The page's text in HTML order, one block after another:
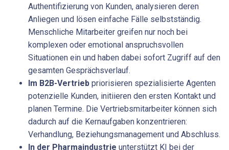
Authentifizierung von Kunden, analysieren deren
Anliegen und lösen einfache Fälle selbstständig.
Menschliche Mitarbeiter greifen nur noch bei
komplexen oder emotional anspruchsvollen
Situationen ein und haben dabei sofort Zugriff auf den
gesamten Gesprächsverlauf.
Im B2B-Vertrieb priorisieren spezialisierte Agenten
potenzielle Kunden, initiieren den ersten Kontakt und
planen Termine. Die Vertriebsmitarbeiter können sich
dadurch auf die Kernaufgaben konzentrieren:
Verhandlung, Beziehungsmanagement und Abschluss.
In der Pharmaindustrie unterstützt KI bei der